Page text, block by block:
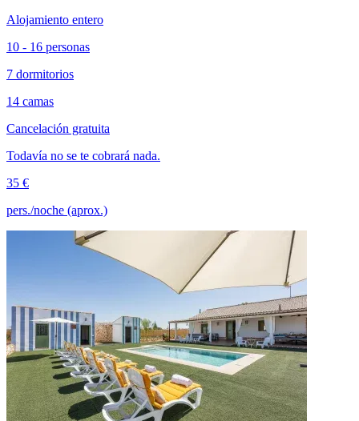
Alojamiento entero
10 - 16 personas
7 dormitorios
14 camas
Cancelación gratuita
Todavía no se te cobrará nada.
35 €
pers./noche (aprox.)